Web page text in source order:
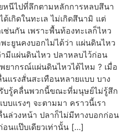
หนีไปที่ลึกตามหลักการหลบสึนา
เกิดในทะเล ไม่เกิดสึนามิ แต่
ช่นกัน เพราะพื้นท้องทะเลก็ไหว
ะยูนคงบอกไม่ได้ว่า แผ่นดินไหว
มีแผ่นดินไหว ปลาหลบไว้ก่อน
ยากรณ์แผ่นดินไหวได้ไหม ? เมื่อ
แรงสั่นสะเทือนหลายแบบ บาง
รับรู้คลื่นพวกนี้ขณะที่มนุษย์ไม่รู้สึก
บแรงๆ จะตามมา คราวนี้เรา
ล่วงหน้า ปลาก็ไม่มีทางบอกก่อน
อนแป๊บเดียวเท่านั้น […]